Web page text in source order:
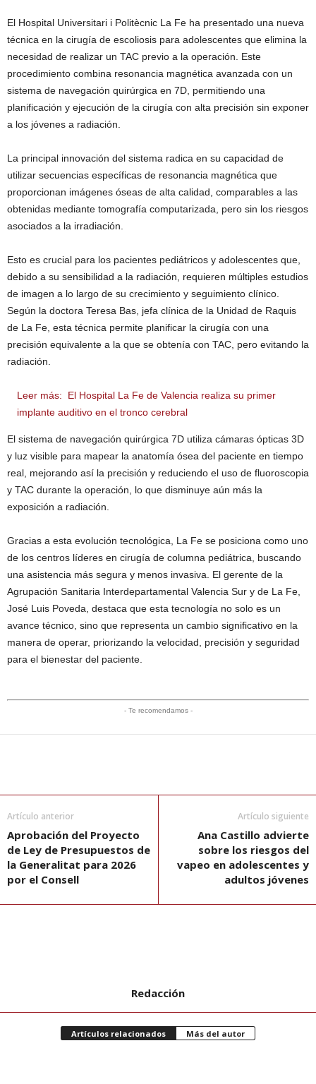
El Hospital Universitari i Politècnic La Fe ha presentado una nueva
técnica en la cirugía de escoliosis para adolescentes que elimina la
necesidad de realizar un TAC previo a la operación. Este
procedimiento combina resonancia magnética avanzada con un
sistema de navegación quirúrgica en 7D, permitiendo una
planificación y ejecución de la cirugía con alta precisión sin exponer
a los jóvenes a radiación.
La principal innovación del sistema radica en su capacidad de
utilizar secuencias específicas de resonancia magnética que
proporcionan imágenes óseas de alta calidad, comparables a las
obtenidas mediante tomografía computarizada, pero sin los riesgos
asociados a la irradiación.
Esto es crucial para los pacientes pediátricos y adolescentes que,
debido a su sensibilidad a la radiación, requieren múltiples estudios
de imagen a lo largo de su crecimiento y seguimiento clínico.
Según la doctora Teresa Bas, jefa clínica de la Unidad de Raquis
de La Fe, esta técnica permite planificar la cirugía con una
precisión equivalente a la que se obtenía con TAC, pero evitando la
radiación.
Leer más:
El Hospital La Fe de Valencia realiza su primer
implante auditivo en el tronco cerebral
El sistema de navegación quirúrgica 7D utiliza cámaras ópticas 3D
y luz visible para mapear la anatomía ósea del paciente en tiempo
real, mejorando así la precisión y reduciendo el uso de fluoroscopia
y TAC durante la operación, lo que disminuye aún más la
exposición a radiación.
Gracias a esta evolución tecnológica, La Fe se posiciona como uno
de los centros líderes en cirugía de columna pediátrica, buscando
una asistencia más segura y menos invasiva. El gerente de la
Agrupación Sanitaria Interdepartamental Valencia Sur y de La Fe,
José Luis Poveda, destaca que esta tecnología no solo es un
avance técnico, sino que representa un cambio significativo en la
manera de operar, priorizando la velocidad, precisión y seguridad
para el bienestar del paciente.
- Te recomendamos -
Artículo anterior
Aprobación del Proyecto
de Ley de Presupuestos de
la Generalitat para 2026
por el Consell
Artículo siguiente
Ana Castillo advierte
sobre los riesgos del
vapeo en adolescentes y
adultos jóvenes
Redacción
Artículos relacionados Más del autor